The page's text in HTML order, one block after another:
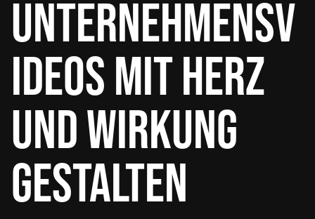
Unternehmensv
ideos mit Herz
und Wirkung
gestalten